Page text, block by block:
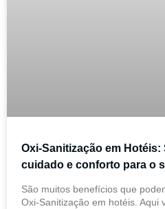
Oxi-Sanitização em
cuidado e conforto para o
São muitos benefícios que
Oxi-Sanitização em hotéis. Aqui